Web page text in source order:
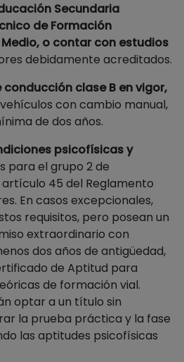
Secundaria
de Formación
o contar con estudios
debidamente acreditados.
conducción clase B en vigor,
con cambio manual,
de dos años.
psicofísicas y
para el grupo 2 de
45 del Reglamento
En casos excepcionales,
requisitos, pero posean un
extraordinario con
dos años de antigüedad,
de Aptitud para
de formación vial.
optar a un título sin
la prueba práctica y la fase
las aptitudes psicofísicas